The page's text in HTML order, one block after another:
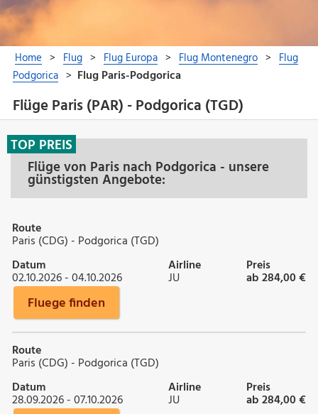
Flüge Paris (PAR) - Podgorica (TGD)
Flüge von Paris nach Podgorica - unsere
günstigsten Angebote:
TOP PREIS
Route
Paris (CDG) - Podgorica (TGD)
Datum
02.10.2026 - 04.10.2026
Airline
JU
Preis
ab 284,00 €
Fluege finden
Route
Paris (CDG) - Podgorica (TGD)
Datum
28.09.2026 - 07.10.2026
Airline
JU
Preis
ab 284,00 €